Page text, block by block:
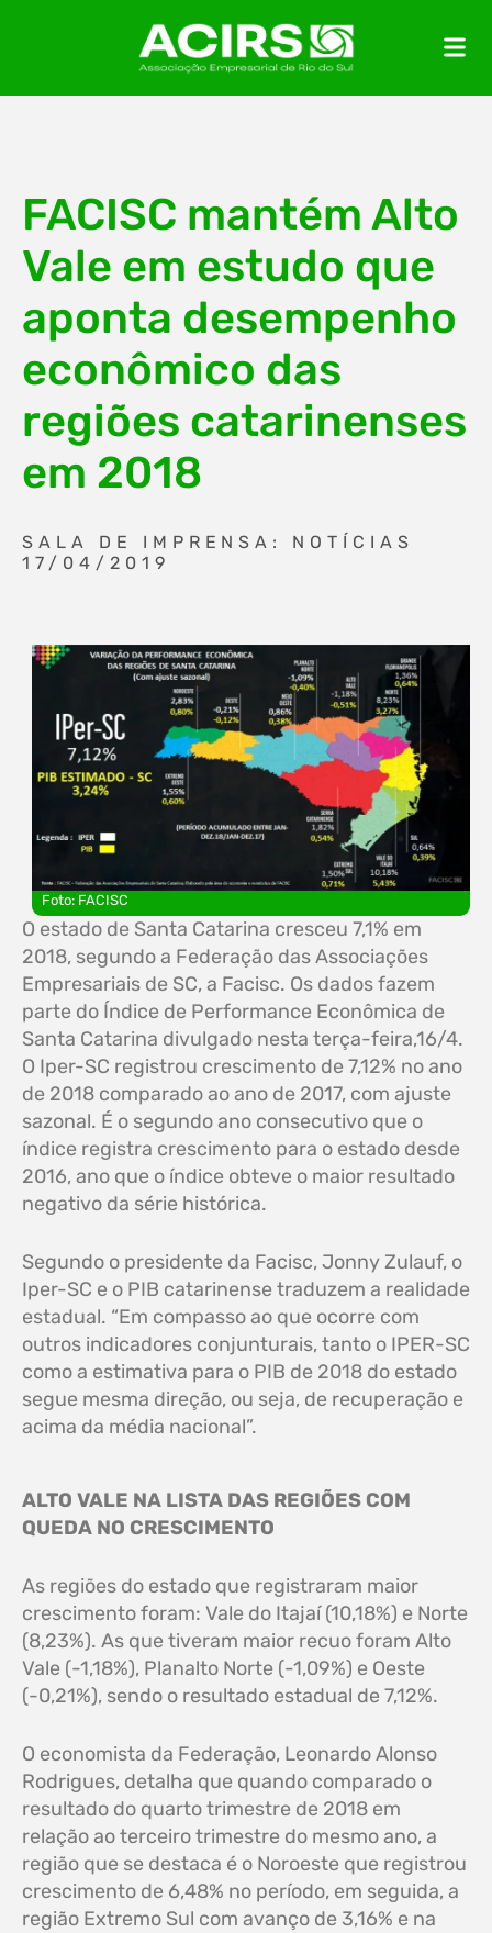
FACISC mantém Alto
Vale em estudo que
aponta desempenho
econômico das
regiões catarinenses
em 2018
SALA DE IMPRENSA: NOTÍCIAS
17/04/2019
Foto: FACISC
O estado de Santa Catarina cresceu 7,1% em
2018, segundo a Federação das Associações
Empresariais de SC, a Facisc. Os dados fazem
parte do Índice de Performance Econômica de
Santa Catarina divulgado nesta terça-feira,16/4.
O Iper-SC registrou crescimento de 7,12% no ano
de 2018 comparado ao ano de 2017, com ajuste
sazonal. É o segundo ano consecutivo que o
índice registra crescimento para o estado desde
2016, ano que o índice obteve o maior resultado
negativo da série histórica.
Segundo o presidente da Facisc, Jonny Zulauf, o
Iper-SC e o PIB catarinense traduzem a realidade
estadual. “Em compasso ao que ocorre com
outros indicadores conjunturais, tanto o IPER-SC
como a estimativa para o PIB de 2018 do estado
segue mesma direção, ou seja, de recuperação e
acima da média nacional”.
ALTO VALE NA LISTA DAS REGIÕES COM
QUEDA NO CRESCIMENTO
As regiões do estado que registraram maior
crescimento foram: Vale do Itajaí (10,18%) e Norte
(8,23%). As que tiveram maior recuo foram Alto
Vale (-1,18%), Planalto Norte (-1,09%) e Oeste
(-0,21%), sendo o resultado estadual de 7,12%.
O economista da Federação, Leonardo Alonso
Rodrigues, detalha que quando comparado o
resultado do quarto trimestre de 2018 em
relação ao terceiro trimestre do mesmo ano, a
região que se destaca é o Noroeste que registrou
crescimento de 6,48% no período, em seguida, a
região Extremo Sul com avanço de 3,16% e na